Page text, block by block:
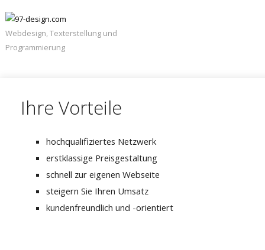
Webdesign, Texterstellung und
Programmierung
Karierre
Ihre Vorteile
hochqualifiziertes Netzwerk
erstklassige Preisgestaltung
schnell zur eigenen Webseite
steigern Sie Ihren Umsatz
kundenfreundlich und -orientiert